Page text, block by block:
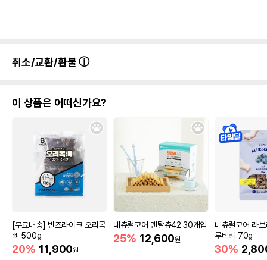
취소/교환/환불
이 상품은 어떠신가요?
[무료배송] 빈즈라이크 오리목
뼈 500g
20% 11,900원
네츄럴코어 덴탈츄42 30개입
25% 12,600원
네츄럴코어 라
루베리 70g
30%